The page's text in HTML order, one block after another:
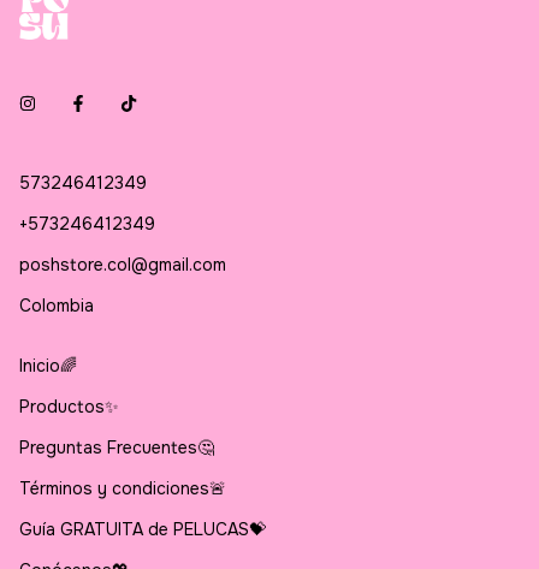
573246412349
+573246412349
poshstore.col@gmail.com
Colombia
Inicio🌈
Productos✨
Preguntas Frecuentes🤔
Términos y condiciones🚨
Guía GRATUITA de PELUCAS💝